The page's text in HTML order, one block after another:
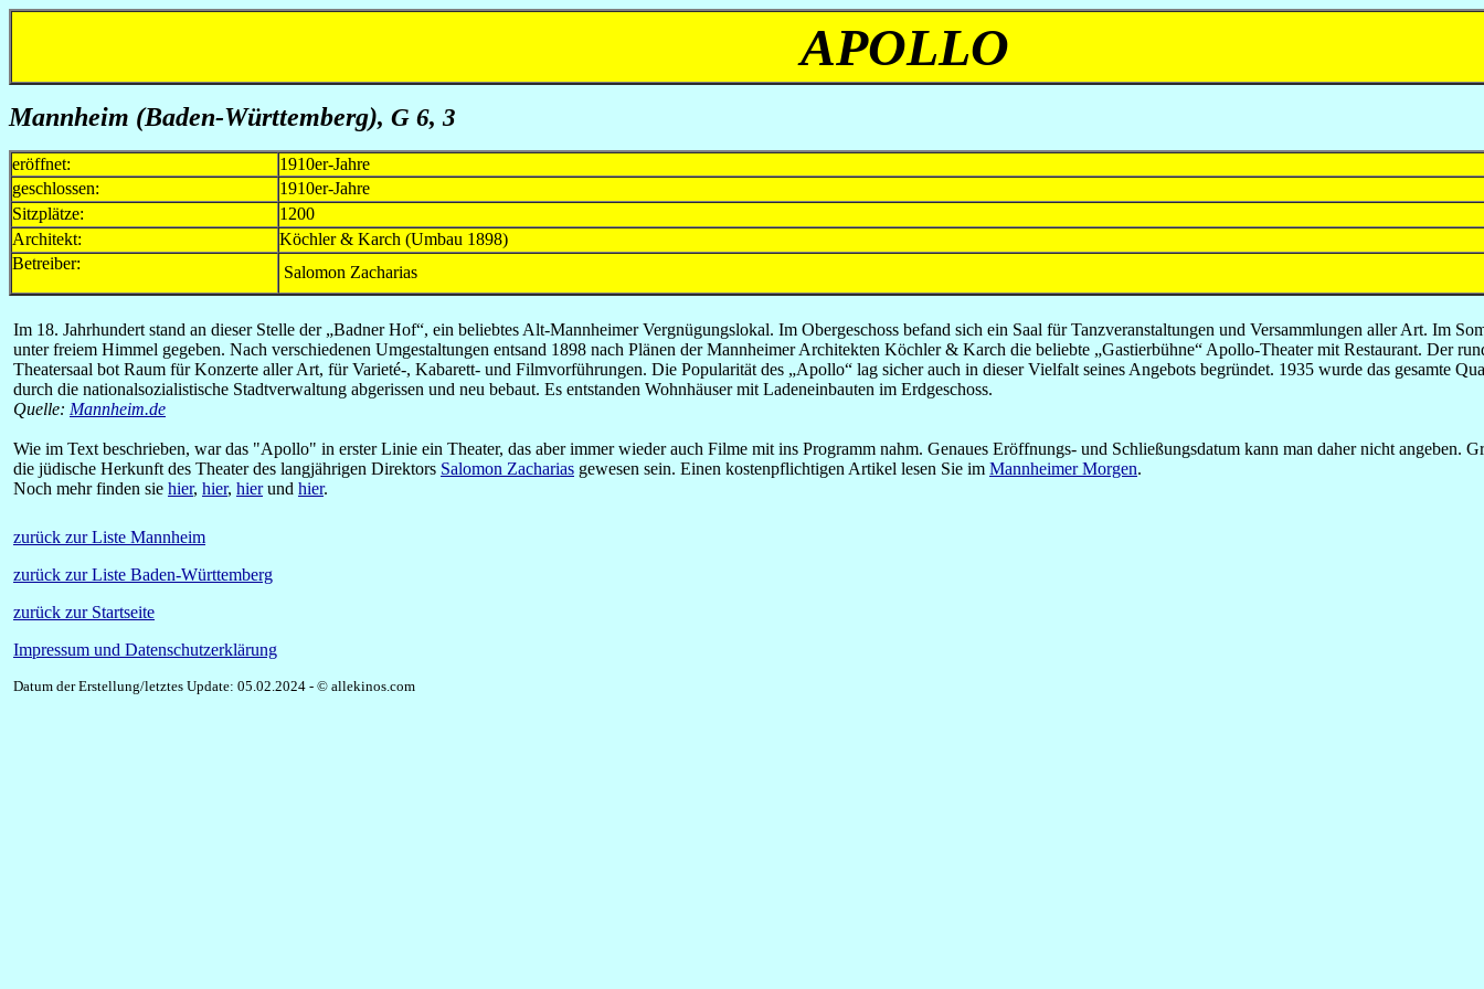
APOLLO
Mannheim (Baden-Württemberg), G 6, 3
eröffnet:
1910er-Jahre
geschlossen:
1910er-Jahre
Sitzplätze:
1200
Architekt:
Köchler & Karch (Umbau 1898)
Betreiber:
Salomon Zacharias
Im 18. Jahrhundert stand an dieser Stelle der „Badner Hof“, ein beliebtes Alt-Mannheimer Vergnügungslokal. Im Obergeschoss befand sich ein Saal für Tanzveranstaltungen und Versammlungen aller Art. Im
unter freiem Himmel gegeben. Nach verschiedenen Umgestaltungen entsand 1898 nach Plänen der Mannheimer Architekten Köchler & Karch die beliebte „Gastierbühne“ Apollo-Theater mit Restaurant. Der
Theatersaal bot Raum für Konzerte aller Art, für Varieté-, Kabarett- und Filmvorführungen. Die Popularität des „Apollo“ lag sicher auch in dieser Vielfalt seines Angebots begründet. 1935 wurde das gesamte
durch die nationalsozialistische Stadtverwaltung abgerissen und neu bebaut. Es entstanden Wohnhäuser mit Ladeneinbauten im Erdgeschoss.
Quelle: Mannheim.de
Wie im Text beschrieben, war das "Apollo" in erster Linie ein Theater, das aber immer wieder auch Filme mit ins Programm nahm. Genaues Eröffnungs- und Schließungsdatum kann man daher nicht angeben.
die jüdische Herkunft des Theater des langjährigen Direktors Salomon Zacharias gewesen sein. Einen kostenpflichtigen Artikel lesen Sie im Mannheimer Morgen.
Noch mehr finden sie hier, hier, hierund hier.
zurück zur Liste Mannheim
zurück zur Liste Baden-Württemberg
zurück zur Startseite
Impressum und Datenschutzerklärung
Datum der Erstellung/letztes Update: 05.02.2024 - © allekinos.com